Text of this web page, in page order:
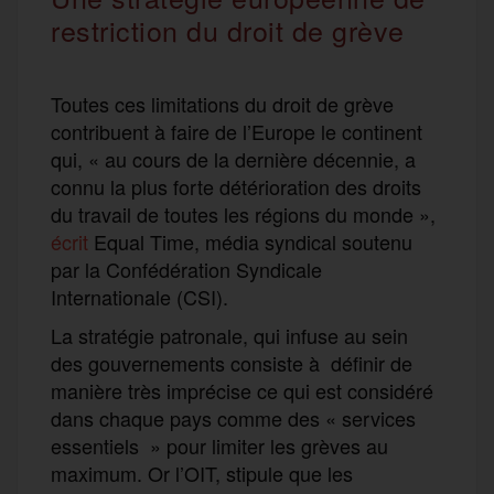
restriction du droit de grève
Toutes ces limitations du droit de grève
contribuent à faire de l’Europe le continent
qui, « au cours de la dernière décennie, a
connu la plus forte détérioration des droits
du travail de toutes les régions du monde »,
écrit Equal Time, média syndical soutenu
par la Confédération Syndicale
Internationale (CSI).
La stratégie patronale, qui infuse au sein
des gouvernements consiste à définir de
manière très imprécise ce qui est considéré
dans chaque pays comme des « services
essentiels » pour limiter les grèves au
maximum. Or l’OIT, stipule que les